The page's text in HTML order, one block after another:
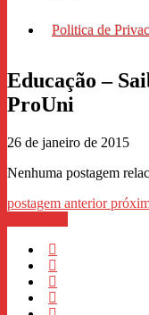
Politica de
Educação –
ProUni
26 de janeiro de 2015
Nenhuma postagem
postagem anterior